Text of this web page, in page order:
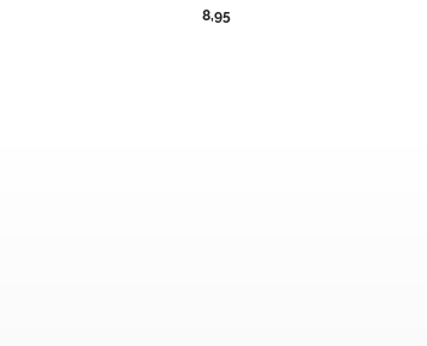
8,95